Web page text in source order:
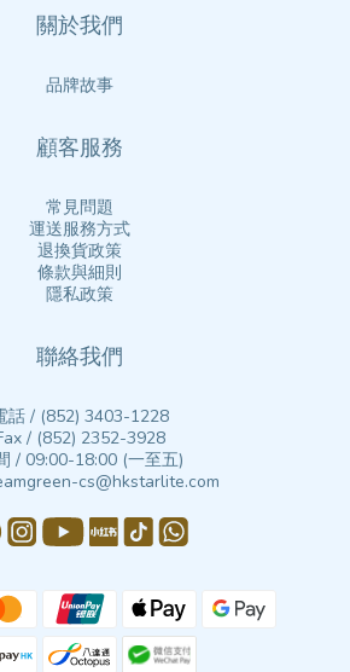
關於我們
品牌故事
顧客服務
常見問題
運送服務方式
退換貨政策
條款與細則
隱私政策
聯絡我們
話 / (852) 3403-1228
/ (852) 2352-3928
/ 09:00-18:00 (一至五)
cs@hkstarlite.com